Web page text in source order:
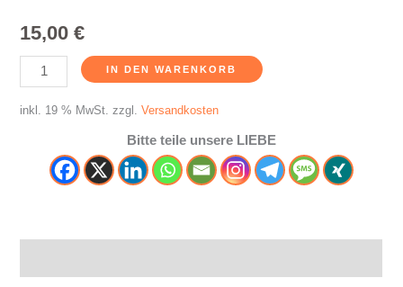
15,00€
IN DEN WARENKORB
inkl. 19 % MwSt. zzgl.Versandkosten
Bitte teile unsere LIEBE